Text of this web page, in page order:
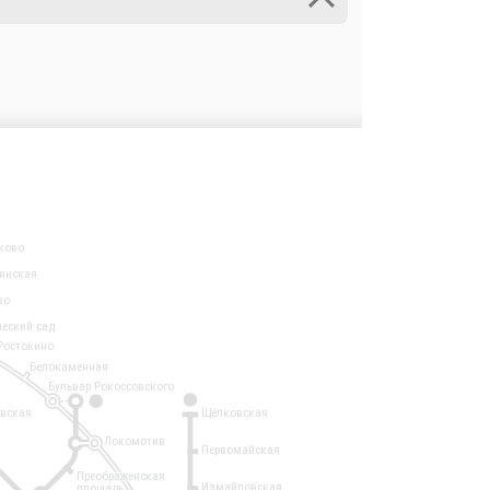
1
Локомотив
сад
Белокаменная
Щёлковская
Первомайская
Измайловская
Бульвар Рокоссовского
Преображенская